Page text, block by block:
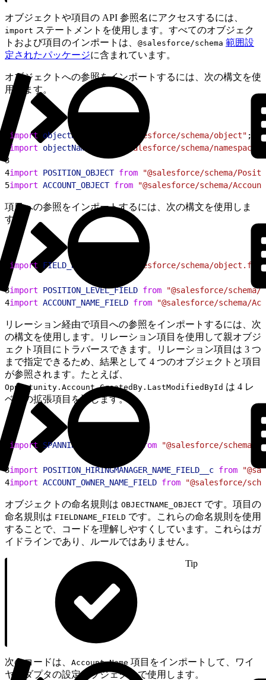
オブジェクトや項目の API 参照名にアクセスするには、
import ステートメントを使用します。すべてのオブジェク
トおよび項目のインポートは、 @salesforce/schema 範囲設
定されたパッケージに含まれています。
オブジェクトへの参照をインポートするには、次の構文を使
用します。
import objectName "@salesforce/schema/object" ;
import objectName
"@salesforce/schema/
3
4import POSITION_OBJECT from "@salesforce/schema/
5import ACCOUNT_OBJECT from "@salesforce/schema/
項目への参照をインポートするには、次の構文を使用しま
す。
import FIELD_NAME
"@salesforce/schema/
3import POSITION_LEVEL_FIELD from "@salesforce/
4import ACCOUNT_NAME_FIELD from "@salesforce/schema/
リレーション経由で項目への参照をインポートするには、次
の構文を使用します。リレーション項目を使用して親オブジ
ェクト項目にトラバースできます。リレーション項目は 3 つ
まで指定できるため、結果として 4 つのオブジェクトと項目
が参照されます。たとえば、
Opportunity.Account.CreatedBy.LastModifiedById は 4 レ
ベルの拡張項目を返します。
import SPANNING_FIELD_NAME from "@salesforce/schema/
3import POSITION_HIRINGMANAGER_NAME_FIELD__c from
4import ACCOUNT_OWNER_NAME_FIELD from "@salesforce/
オブジェクトの命名規則は OBJECTNAME_OBJECT です。項目の
命名規則は FIELDNAME_FIELD です。これらの命名規則を使用
することで、コードを理解しやすくしています。これらはガ
イドラインであり、ルールではありません。
Tip
次のコードは、 Account.Name 項目をインポートして、ワイ
ヤアダプタの設定オブジェクトで使用します。